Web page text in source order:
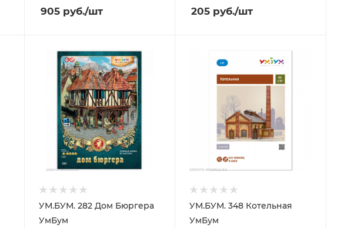
905руб./шт 205 руб./шт
УМ.БУМ. 282 Дом Бюргера
УмБум
УМ.БУМ. 348 Котельная
УмБум